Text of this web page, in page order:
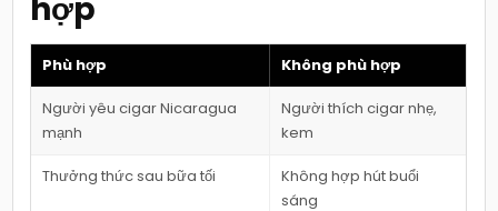
hợp
Phù hợp Không phù hợp
Người yêu cigar Nicaragua
mạnh
Người thích cigar nhẹ,
kem
Thưởng thức sau bữa tối
Không hợp hút buổi
sáng